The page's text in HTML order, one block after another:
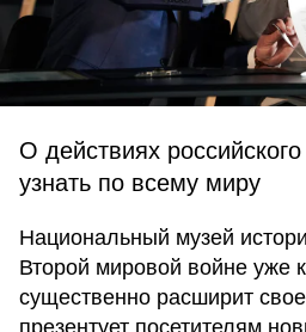
О действиях
узнать по всему миру
Национальный музей
Второй мировой войне уже
существенно расширит
презентует посетителям